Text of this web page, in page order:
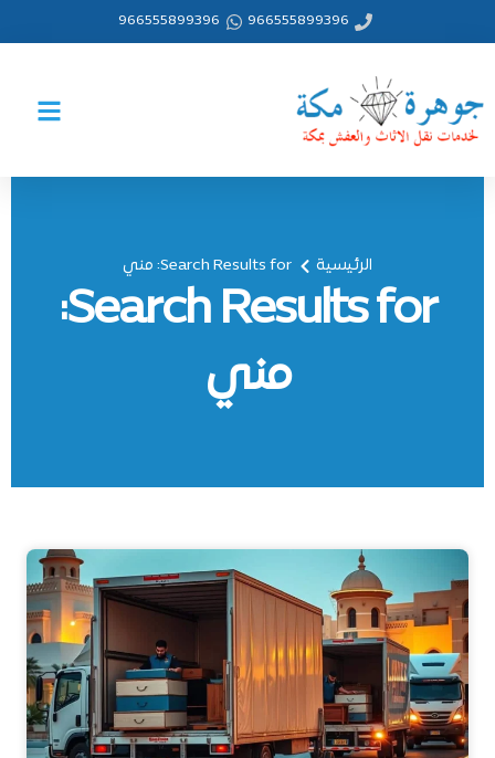
966555899396
966555899396
الرئيسية Search Results for: مني
Search Results for:
مني